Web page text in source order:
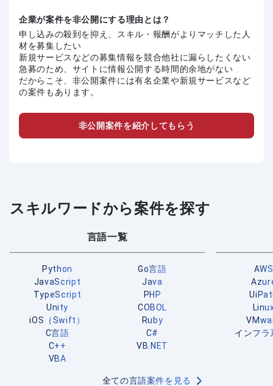
企業が案件を非公開にする理由とは？
申し込みの殺到を抑え、スキル・報酬がよりマッチした人
材を募集したい
新規サービスなどの募集情報を競合他社に漏らしたくない
急募のため、サイトに情報公開する時間的余地がない
だからこそ、非公開案件には有名企業や新規サービスなど
の案件もあります。
非公開案件を紹介してもらう
スキルワードから案件を探す
言語一覧
Python
Go言語
JavaScript
Java
TypeScript
PHP
Unity
COBOL
iOS（Swift）
Ruby
C言語
C#
C++
VB.NET
VBA
全ての言語案件を見る
AWS
インフラ